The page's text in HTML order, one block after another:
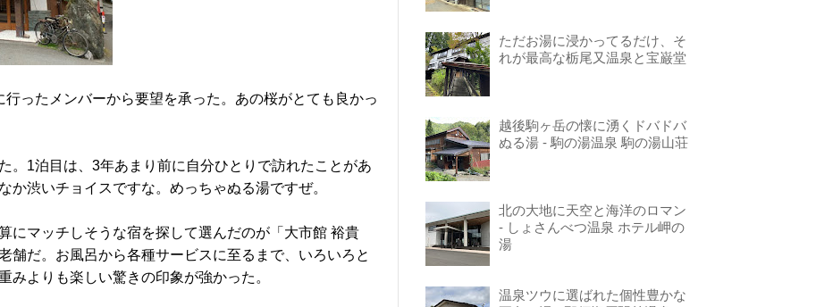
ったメンバーから要望を承った。あの桜がとても良かっ
。1泊目は、3年あまり前に自分ひとりで訪れたことがあ
か渋いチョイスですな。めっちゃぬる湯ですぜ。
にマッチしそうな宿を探して選んだのが「大市館 裕貴
舗だ。お風呂から各種サービスに至るまで、いろいろと
みよりも楽しい驚きの印象が強かった。
ただお湯に浸かってるだけ、そ
れが最高な栃尾又温泉と宝巌堂
越後駒ヶ岳の懐に湧くドバドバ
ぬる湯 - 駒の湯温泉 駒の湯山荘
北の大地に天空と海洋のロマン
- しょさんべつ温泉 ホテル岬の
湯
温泉ツウに選ばれた個性豊かな